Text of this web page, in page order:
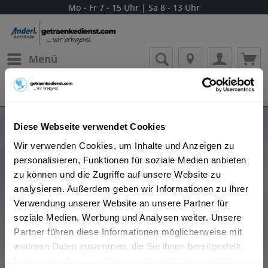
Diese Webseite verwendet Cookies
Wir verwenden Cookies, um Inhalte und Anzeigen zu
personalisieren, Funktionen für soziale Medien anbieten
zu können und die Zugriffe auf unsere Website zu
analysieren. Außerdem geben wir Informationen zu Ihrer
Verwendung unserer Website an unsere Partner für
soziale Medien, Werbung und Analysen weiter. Unsere
Partner führen diese Informationen möglicherweise mit
weiteren Daten zusammen, die Sie ihnen bereitgestellt
Mo - Fr 7 - 15 Uhr | Sa 8 - 13 Uhr
Menü
Bestellung widerrufen
Datenschutzerklärung
Produkte von Michter's Whiskey
Beliebtheit